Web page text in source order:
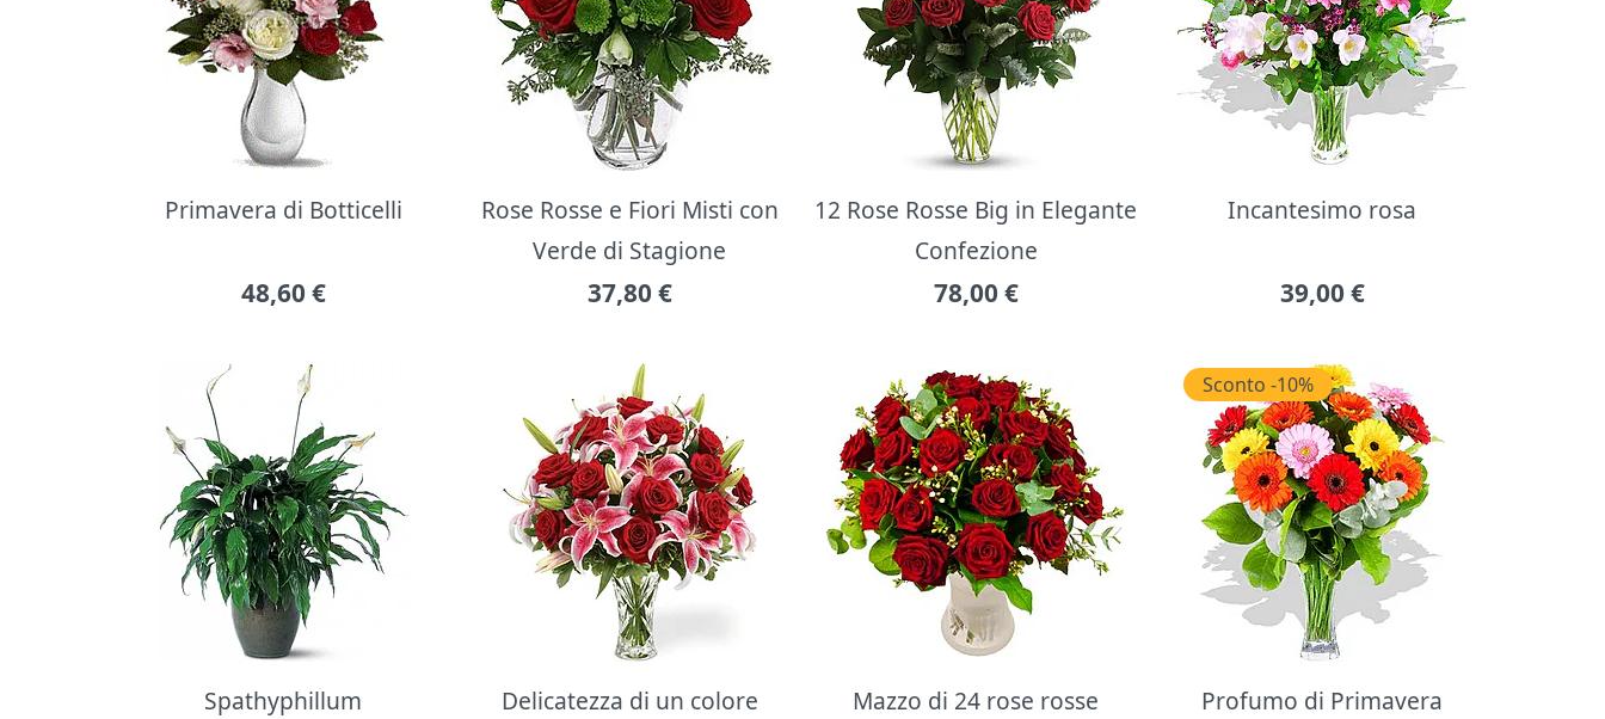
Primavera di Botticelli
48,60 €
Rose Rosse e Fiori Misti con
Verde di Stagione
37,80 €
12 Rose Rosse Big in Elegante
Confezione
78,00 €
Incantesimo rosa
39,00 €
Spathyphillum Delicatezza di un colore Mazzo di 24 rose rosse Profumo di Primavera
Sconto -10%